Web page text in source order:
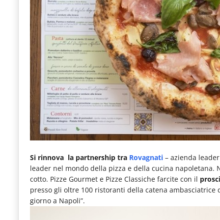
e
articoli
quotidiani
sul
mondo
dell'alimentazione,
dei
consumi
fuoricasa,
Food
Service
e
Si rinnova la partnership tra Rovagnati – azienda
leader nel mondo della pizza e della cucina
cotto. Pizze Gourmet e Pizze Classiche farcite con il
presso gli oltre 100 ristoranti della catena ambasciatrice
giorno a Napoli”.